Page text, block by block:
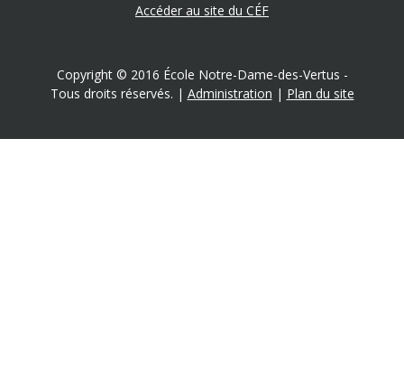
Accéder au site du CÉF
Copyright © 2016 École Notre-Dame-des-Vertus -
Tous droits réservés. | Administration | Plan du site